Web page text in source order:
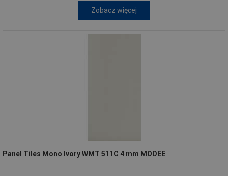
Zobacz więcej
Panel Tiles Mono Ivory WMT 511C 4 mm MODEE